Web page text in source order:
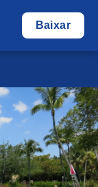
Baixar